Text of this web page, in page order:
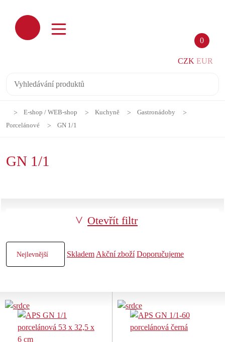
0
CZK EUR
E-shop / WEB-shop Kuchyně
Gastronádoby
Porcelánové
GN 1/1
GN 1/1
Otevřít filtr
Skladem Akční zboží Doporučujeme